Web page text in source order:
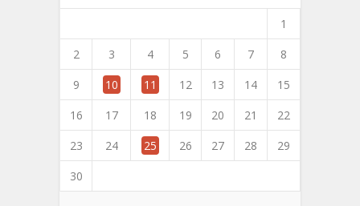
1
2
3 4 5 6 7
8
9
10 11 12 13 14
15
16
17 18 19 20 21
22
23
24 25 26 27 28
29
30